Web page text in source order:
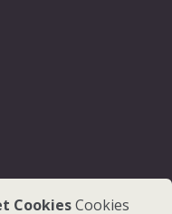
CookiesCookies